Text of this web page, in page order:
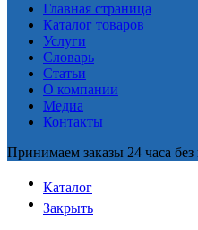
Главная страница
Каталог товаров
Услуги
Словарь
Статьи
О компании
Медиа
Контакты
Принимаем заказы 24 часа
Каталог
Закрыть